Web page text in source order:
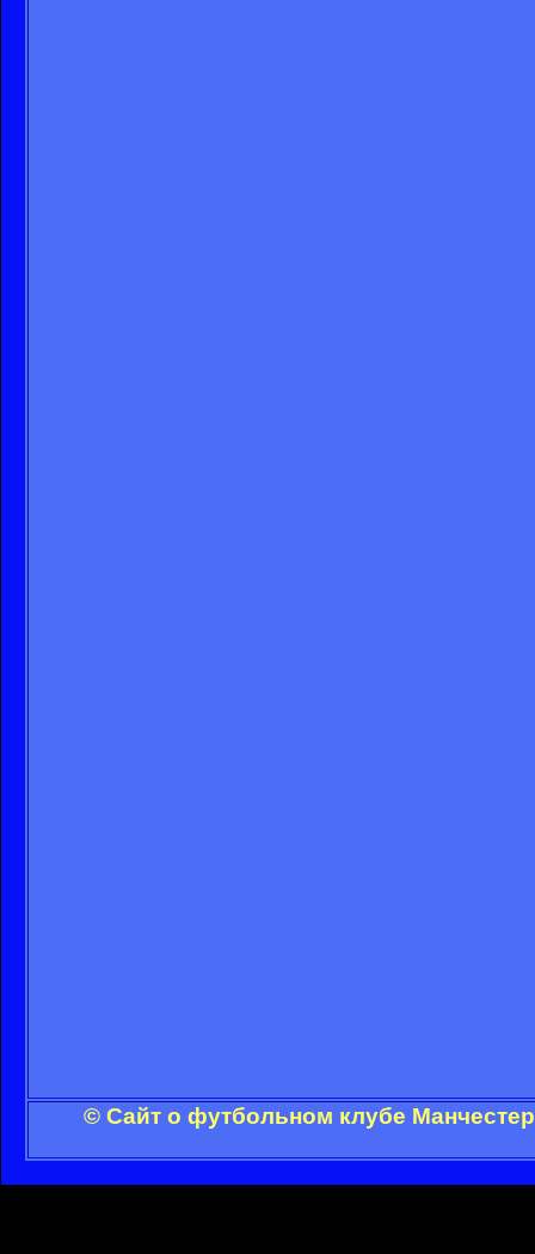
© Сайт о футбольном клубе